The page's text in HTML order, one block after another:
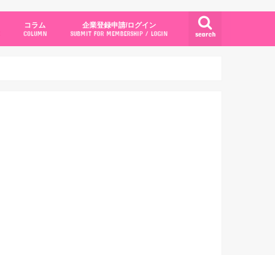
search
コラム
COLUMN
企業登録申請/ログイン
SUBMIT FOR MEMBERSHIP / LOGIN